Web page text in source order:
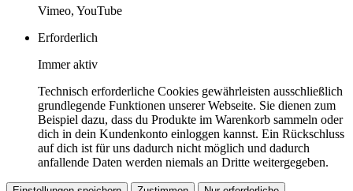
Vimeo, YouTube
Erforderlich
Immer aktiv
Technisch erforderliche Cookies gewährleisten ausschließlich
grundlegende Funktionen unserer Webseite. Sie dienen zum
Beispiel dazu, dass du Produkte im Warenkorb sammeln oder
dich in dein Kundenkonto einloggen kannst. Ein Rückschluss
auf dich ist für uns dadurch nicht möglich und dadurch
anfallende Daten werden niemals an Dritte weitergegeben.